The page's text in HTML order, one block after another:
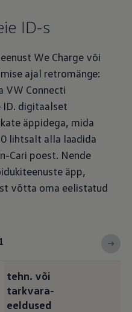
ID-s
We Charge või
ajal retromänge:
VW Connecti
ID. digitaalset
äppidega, mida
lihtsalt alla laadida
Cari poest. Nende
äpp,
võtta oma eelistatud
1
tehn. või
tarkvara-
eeldused